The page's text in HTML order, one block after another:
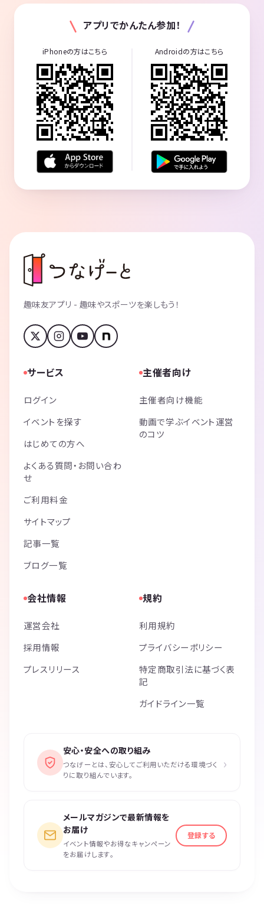
アプリでかんたん参加！
iPhoneの方はこちら Androidの方はこちら
趣味友アプリ - 趣味やスポーツを楽しもう！
サービス
ログイン
イベントを探す
はじめての方へ
よくある質問・お問い合わ
せ
ご利用料金
サイトマップ
記事一覧
ブログ一覧
主催者向け
主催者向け機能
動画で学ぶイベント運営
のコツ
会社情報
運営会社
採用情報
プレスリリース
規約
利用規約
プライバシーポリシー
特定商取引法に基づく表
記
ガイドライン一覧
安心・安全への取り組み
つなげーとは、安心してご利用いただける環境づく
りに取り組んでいます。
›
メールマガジンで最新情報を
お届け
イベント情報やお得なキャンペーン
をお届けします。
登録する